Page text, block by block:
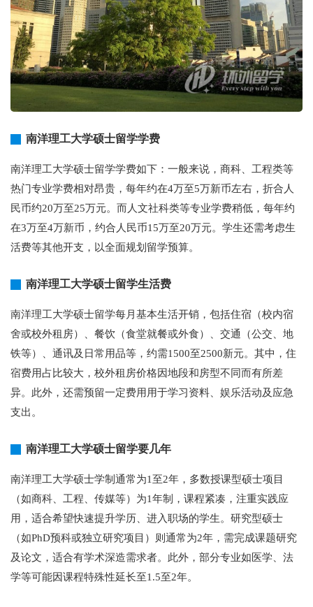
南洋理工大学硕士留学学费
南洋理工大学硕士留学学费如下：一般来说，商科、工程类等
热门专业学费相对昂贵，每年约在4万至5万新币左右，折合人
民币约20万至25万元。而人文社科类等专业学费稍低，每年约
在3万至4万新币，约合人民币15万至20万元。学生还需考虑生
活费等其他开支，以全面规划留学预算。
南洋理工大学硕士留学生活费
南洋理工大学硕士留学每月基本生活开销，包括住宿（校内宿
舍或校外租房）、餐饮（食堂就餐或外食）、交通（公交、地
铁等）、通讯及日常用品等，约需1500至2500新元。其中，住
宿费用占比较大，校外租房价格因地段和房型不同而有所差
异。此外，还需预留一定费用用于学习资料、娱乐活动及应急
支出。
南洋理工大学硕士留学要几年
南洋理工大学硕士学制通常为1至2年，多数授课型硕士项目
（如商科、工程、传媒等）为1年制，课程紧凑，注重实践应
用，适合希望快速提升学历、进入职场的学生。研究型硕士
（如PhD预科或独立研究项目）则通常为2年，需完成课题研究
及论文，适合有学术深造需求者。此外，部分专业如医学、法
学等可能因课程特殊性延长至1.5至2年。